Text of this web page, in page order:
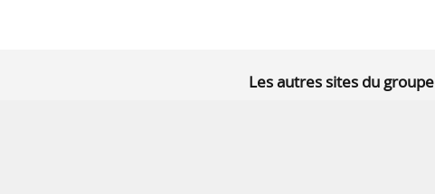
Les autres sites du groupe